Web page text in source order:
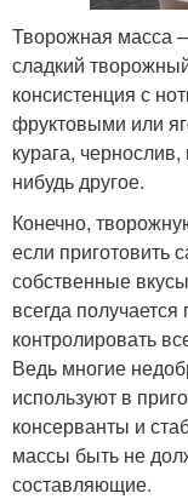
Творожная масса
сладкий
консистенция с
фруктовыми или
курага,
нибудь другое.
Конечно,
если приготовить
собственные
всегда
контролировать
Ведь многие
используют в
консерванты и
массы быть не
составляющие.